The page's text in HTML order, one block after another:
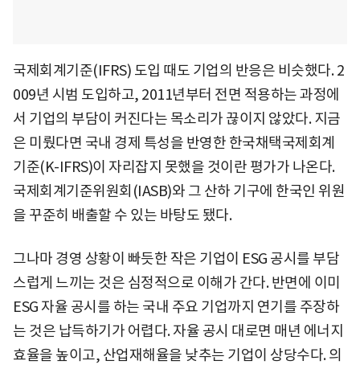
국제회계기준(IFRS) 도입 때도 기업의 반응은 비슷했다. 2
009년 시범 도입하고, 2011년부터 전면 적용하는 과정에
서 기업의 부담이 커진다는 목소리가 끊이지 않았다. 지금
은 미뤘다면 국내 경제 특성을 반영한 한국채택국제회계
기준(K-IFRS)이 자리잡지 못했을 것이란 평가가 나온다.
국제회계기준위원회(IASB)와 그 산하 기구에 한국인 위원
을 꾸준히 배출할 수 있는 바탕도 됐다.
그나마 경영 상황이 빠듯한 작은 기업이 ESG 공시를 부담
스럽게 느끼는 것은 심정적으로 이해가 간다. 반면에 이미
ESG 자율 공시를 하는 국내 주요 기업까지 연기를 주장하
는 것은 납득하기가 어렵다. 자율 공시 대로면 매년 에너지
효율을 높이고, 산업재해율을 낮추는 기업이 상당수다. 의